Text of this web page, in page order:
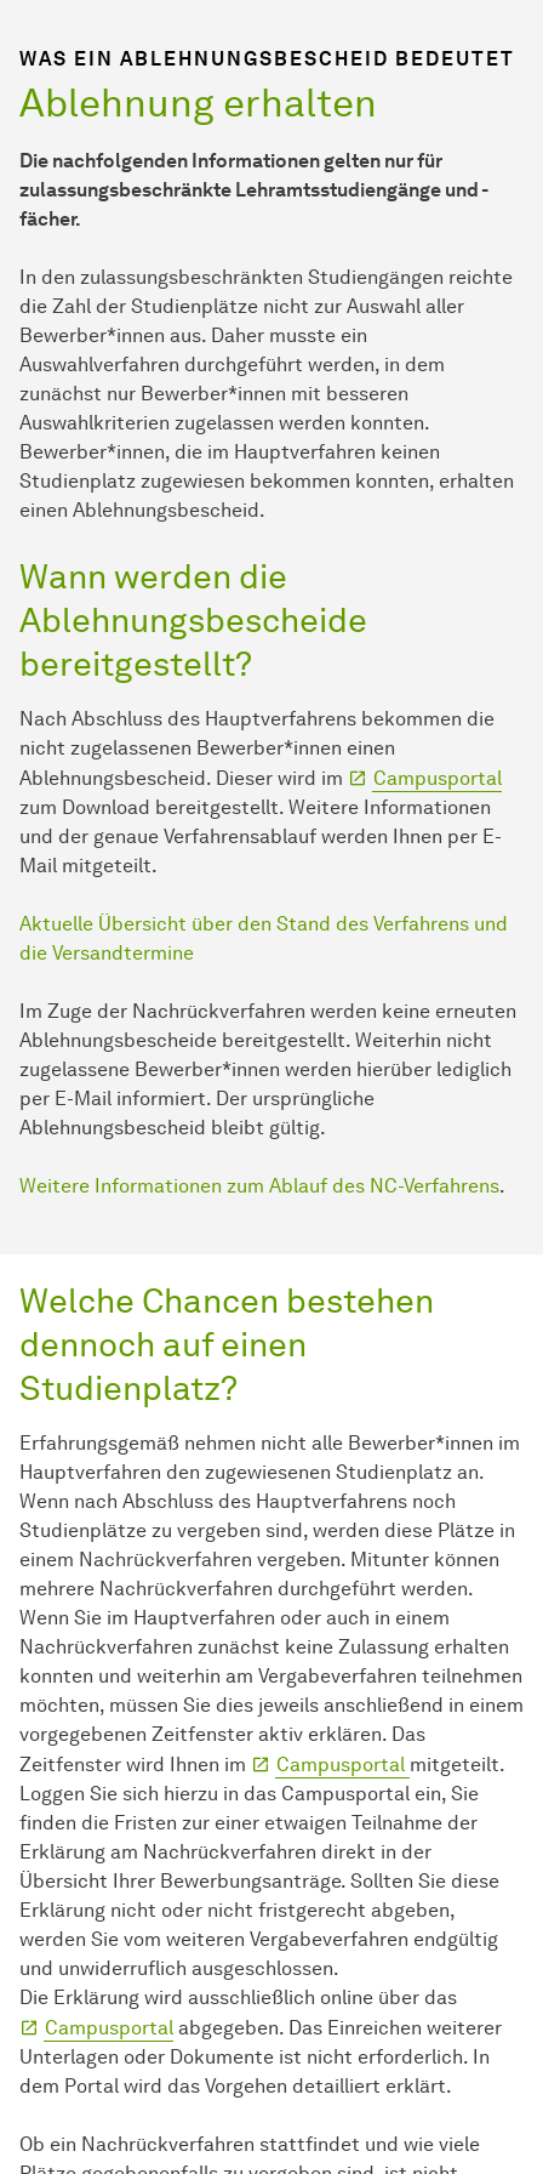
WAS EIN ABLEHNUNGSBESCHEID BEDEUTET
Ablehnung erhalten
Die nachfolgenden Informationen gelten nur für
zulassungsbeschränkte Lehramtsstudiengänge und -
fächer.
In den zulassungsbeschränkten Studiengängen reichte
die Zahl der Studienplätze nicht zur Auswahl aller
Bewerber*innen aus. Daher musste ein
Auswahlverfahren durchgeführt werden, in dem
zunächst nur Bewerber*innen mit besseren
Auswahlkriterien zugelassen werden konnten.
Bewerber*innen, die im Hauptverfahren keinen
Studienplatz zugewiesen bekommen konnten, erhalten
einen Ablehnungsbescheid.
Wann werden die
Ablehnungsbescheide
bereitgestellt?
Nach Abschluss des Hauptverfahrens bekommen die
nicht zugelassenen Bewerber*innen einen
Ablehnungsbescheid. Dieser wird im
Campusportal
zum Download bereitgestellt. Weitere Informationen
und der genaue Verfahrensablauf werden Ihnen per E-
Mail mitgeteilt.
Aktuelle Übersicht über den Stand des Verfahrens und
die Versandtermine
Im Zuge der Nachrückverfahren werden keine erneuten
Ablehnungsbescheide bereitgestellt. Weiterhin nicht
zugelassene Bewerber*innen werden hierüber lediglich
per E-Mail informiert. Der ursprüngliche
Ablehnungsbescheid bleibt gültig.
Weitere Informationen zum Ablauf des NC-Verfahrens.
Welche Chancen bestehen
dennoch auf einen
Studienplatz?
Erfahrungsgemäß nehmen nicht alle Bewerber*innen im
Hauptverfahren den zugewiesenen Studienplatz an.
Wenn nach Abschluss des Hauptverfahrens noch
Studienplätze zu vergeben sind, werden diese Plätze in
einem Nachrückverfahren vergeben. Mitunter können
mehrere Nachrückverfahren durchgeführt werden.
Wenn Sie im Hauptverfahren oder auch in einem
Nachrückverfahren zunächst keine Zulassung erhalten
konnten und weiterhin am Vergabeverfahren teilnehmen
möchten, müssen Sie dies jeweils anschließend in einem
vorgegebenen Zeitfenster aktiv erklären. Das
Zeitfenster wird Ihnen im
Campusportal mitgeteilt.
Loggen Sie sich hierzu in das Campusportal ein, Sie
finden die Fristen zur einer etwaigen Teilnahme der
Erklärung am Nachrückverfahren direkt in der
Übersicht Ihrer Bewerbungsanträge. Sollten Sie diese
Erklärung nicht oder nicht fristgerecht abgeben,
werden Sie vom weiteren Vergabeverfahren endgültig
und unwiderruflich ausgeschlossen.
Die Erklärung wird ausschließlich online über das
Campusportal abgegeben. Das Einreichen weiterer
Unterlagen oder Dokumente ist nicht erforderlich. In
dem Portal wird das Vorgehen detailliert erklärt.
Ob ein Nachrückverfahren stattfindet und wie viele